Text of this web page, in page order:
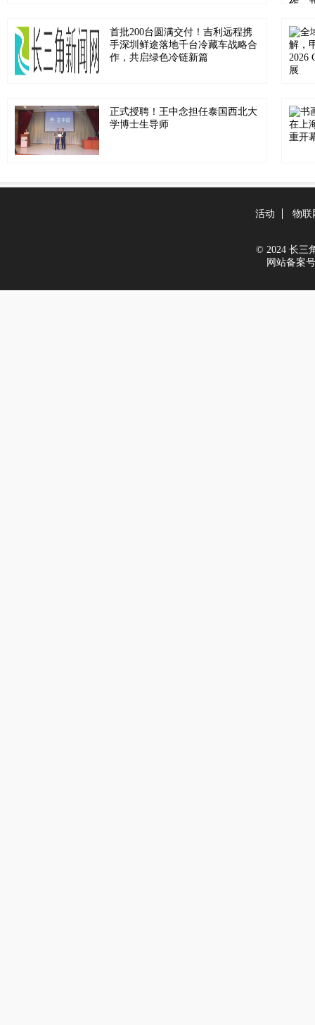
首批200台圆满交付！吉利远程携
手深圳鲜途落地千台冷藏车战略合
作，共启绿色冷链新篇
正式授聘！王中念担任泰国西北大
学博士生导师
活动 物联
© 2024 长三
网站备案